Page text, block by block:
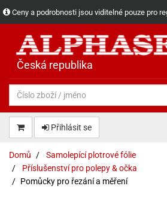
Ceny a podrobnosti jsou viditelné pouze pro
Česká republika
Přihlásit se
Domů
Samolepící plotrové fólie
Příslušenství pro polepy & očka
Pomůcky pro řezání a měření